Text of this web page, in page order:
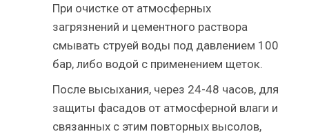
При очистке от атмосферных
загрязнений и цементного раствора
смывать струей воды под давлением 100
бар, либо водой с применением щеток.
После высыхания, через 24-48 часов, для
защиты фасадов от атмосферной влаги и
связанных с этим повторных высолов,